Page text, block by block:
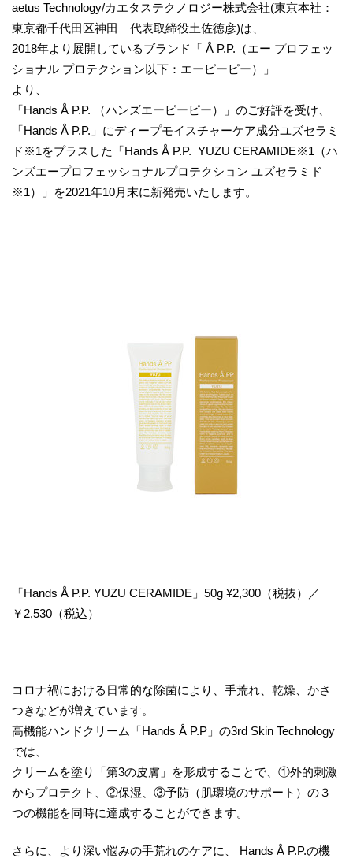
aetus Technology/カエタステクノロジー株式会社(東京本社：
東京都千代田区神田 代表取締役土佐徳彦)は、
2018年より展開しているブランド「 Å P.P.（エー プロフェッ
ショナル プロテクション以下：エーピーピー）」
より、
「Hands Å P.P. （ハンズエーピーピー）」のご好評を受け、
「Hands Å P.P.」にディープモイスチャーケア成分ユズセラミ
ド※1をプラスした「Hands Å P.P. YUZU CERAMIDE※1（ハ
ンズエープロフェッショナルプロテクション ユズセラミド
※1）」を2021年10月末に新発売いたします。
「Hands Å P.P. YUZU CERAMIDE」50g ¥2,300（税抜）／
￥2,530（税込）
コロナ禍における日常的な除菌により、⼿荒れ、乾燥、かさ
つきなどが増えています。
⾼機能ハンドクリーム「Hands Å P.P」の3rd Skin Technology
では、
クリームを塗り「第3の⽪膚」を形成することで、①外的刺激
からプロテクト、②保湿、③予防（肌環境のサポート）の３
つの機能を同時に達成することができます。
さらに、より深い悩みの⼿荒れのケアに、 Hands Å P.P.の機